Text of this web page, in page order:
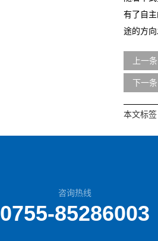
有了自
途的方向
上一条
下一条
本文标签
咨询热线
0755-85286003